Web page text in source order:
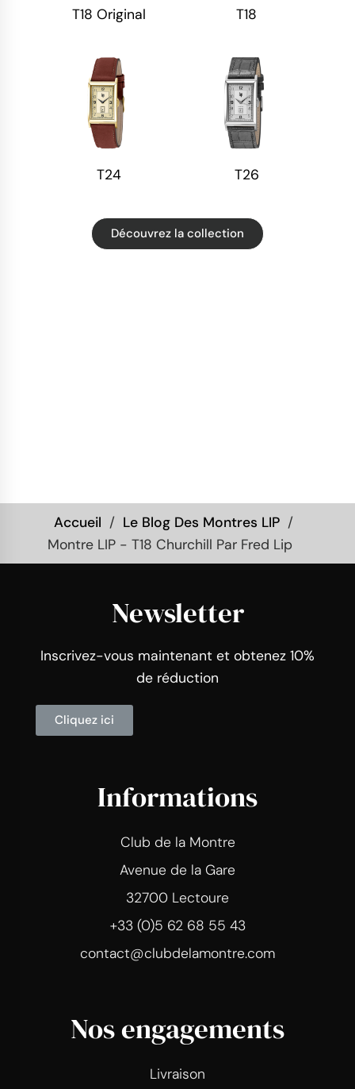
T18 Original T18
T24 T26
Découvrez la collection
Accueil
Le Blog Des Montres LIP
Montre LIP - T18 Churchill Par Fred Lip
Newsletter
Inscrivez-vous maintenant et obtenez 10%
de réduction
Cliquez ici
Informations
Club de la Montre
Avenue de la Gare
32700 Lectoure
+33 (0)5 62 68 55 43
contact@clubdelamontre.com
Nos engagements
Livraison